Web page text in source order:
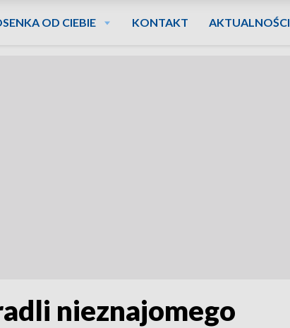
OD CIEBIE KONTAKT AKTUALNOŚCI
nieznajomego